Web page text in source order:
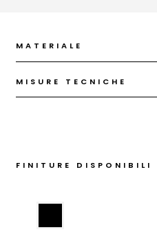
MATERIALE
MISURE TECNICHE
FINITURE DISPONIBILI